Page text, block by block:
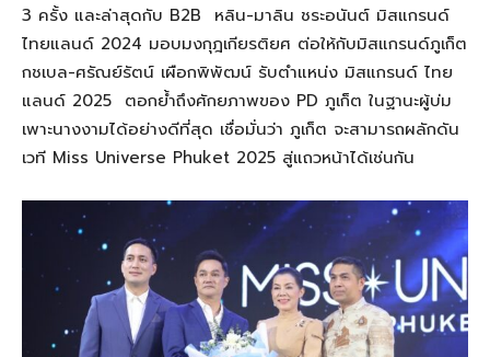
3 ครั้ง และล่าสุดกับ B2B
หลิน-มาลิน ชระอนันต์ มิสแกรนด์
ไทยแลนด์ 2024 มอบมงกุฎเกียรติยศ ต่อให้กับมิสแกรนด์ภูเก็ต
กชเบล-ศรัณย์รัตน์ เผือกพิพัฒน์ รับตำแหน่ง มิสแกรนด์ ไทย
แลนด์ 2025 ตอกย้ำถึงศักยภาพของ PD ภูเก็ต ในฐานะผู้บ่ม
เพาะนางงามได้อย่างดีที่สุด เชื่อมั่นว่า ภูเก็ต จะสามารถผลักดัน
เวที Miss Universe Phuket 2025 สู่แถวหน้าได้เช่นกัน